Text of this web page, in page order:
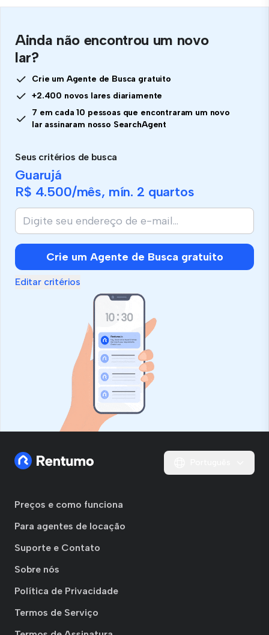
Ainda não encontrou um novo
lar?
Crie um Agente de Busca gratuito
+2.400 novos lares diariamente
7 em cada 10 pessoas que encontraram um novo
lar assinaram nosso SearchAgent
Seus critérios de busca
Guarujá
R$ 4.500/mês, mín. 2 quartos
Crie um Agente de Busca gratuito
Editar critérios
Preços e como funciona
Para agentes de locação
Suporte e Contato
Sobre nós
Política de Privacidade
Termos de Serviço